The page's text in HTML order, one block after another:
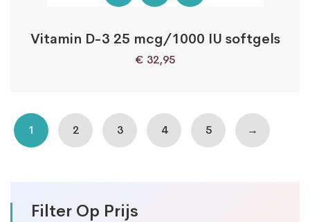
Filter Op Prijs
Vitamin D-3 25 mcg/1000 IU softgels
€ 32,95
1 2 3 4 5 →